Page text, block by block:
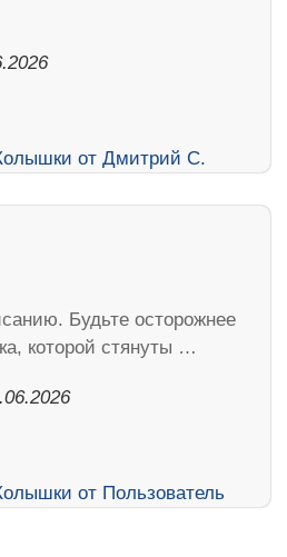
Будьте осторожнее
которой стянуты …